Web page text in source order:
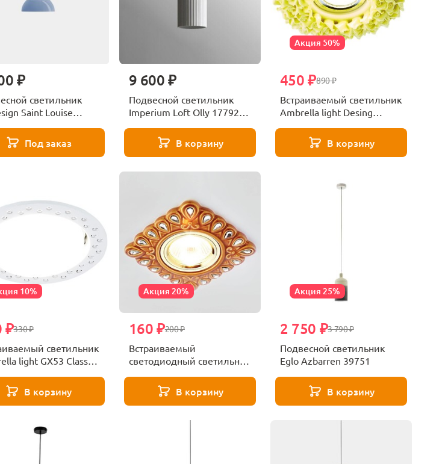
₽
светильник
Saint Louise
Под заказ
9 600 ₽
Подвесной светильник
Imperium Loft Olly 177924-
В корзину
Акция 50%
890 ₽
450 ₽
Встраиваемый светильник
Ambrella light Desing
В корзину
10%
330 ₽
₽
светильник
light GX53 Classic
В корзину
Акция 20%
200 ₽
160 ₽
Встраиваемый
светодиодный светильник
D5550 SB/CL-AВ корзину
Акция 25%
3 790 ₽
2 750 ₽
Подвесной светильник
Eglo Azbarren 39751
В корзину